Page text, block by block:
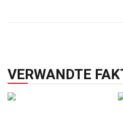
VERWANDTE